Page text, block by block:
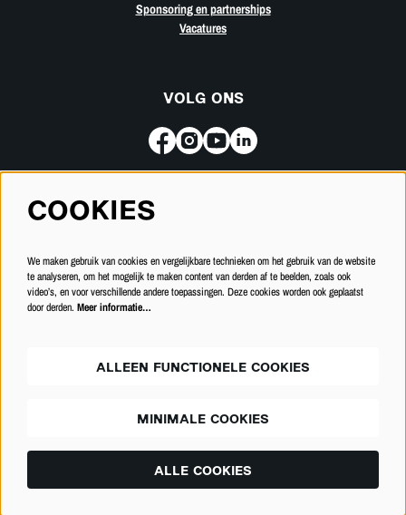
Sponsoring en partnerships
Vacatures
VOLG ONS
Meld je aan voor de nieuwsbrief
INSCHRIJVEN
© Schouwburg Kortrijk
Powered byCultureSuite
COOKIES
We maken gebruik van cookies en vergelijkbare technieken om het gebruik van de website
te analyseren, om het mogelijk te maken content van derden af te beelden, zoals ook
video’s, en voor verschillende andere toepassingen. Deze cookies worden ook geplaatst
door derden. Meer informatie…
ALLEEN FUNCTIONELE COOKIES
MINIMALE COOKIES
ALLE COOKIES